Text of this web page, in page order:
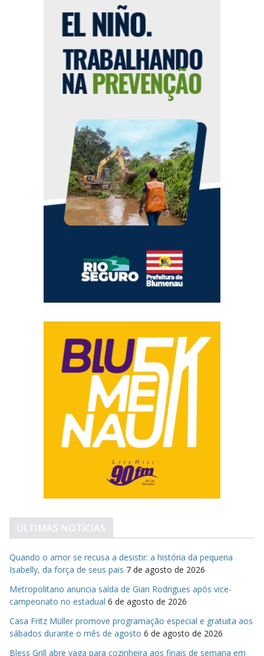
ÚLTIMAS NOTÍCIAS
Quando o amor se recusa a desistir: a história da pequena
Isabelly, da força de seus pais 7 de agosto de 2026
Metropolitano anuncia saída de Gian Rodrigues após vice-
campeonato no estadual 6 de agosto de 2026
Casa Fritz Müller promove programação especial e gratuita aos
sábados durante o mês de agosto 6 de agosto de 2026
Bless Grill abre vaga para cozinheira aos finais de semana em